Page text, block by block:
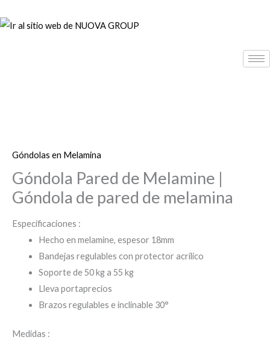
al
Góndolas en Melamina
Góndola Pared de Melamine |
Góndola de pared de melamina
Especificaciones :
Hecho en melamine, espesor 18mm
Bandejas regulables con protector acrílico
Soporte de 50 kg a 55 kg
Lleva portaprecios
Brazos regulables e inclinable 30°
Medidas :